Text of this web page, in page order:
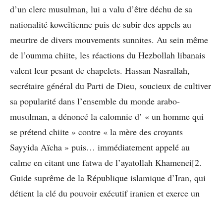
d’un clerc musulman, lui a valu d’être déchu de sa
nationalité koweïtienne puis de subir des appels au
meurtre de divers mouvements sunnites. Au sein même
de l’oumma chiite, les réactions du Hezbollah libanais
valent leur pesant de chapelets. Hassan Nasrallah,
secrétaire général du Parti de Dieu, soucieux de cultiver
sa popularité dans l’ensemble du monde arabo-
musulman, a dénoncé la calomnie d’ « un homme qui
se prétend chiite » contre « la mère des croyants
Sayyida Aïcha » puis… immédiatement appelé au
calme en citant une fatwa de l’ayatollah Khamenei[2.
Guide suprême de la République islamique d’Iran, qui
détient la clé du pouvoir exécutif iranien et exerce un